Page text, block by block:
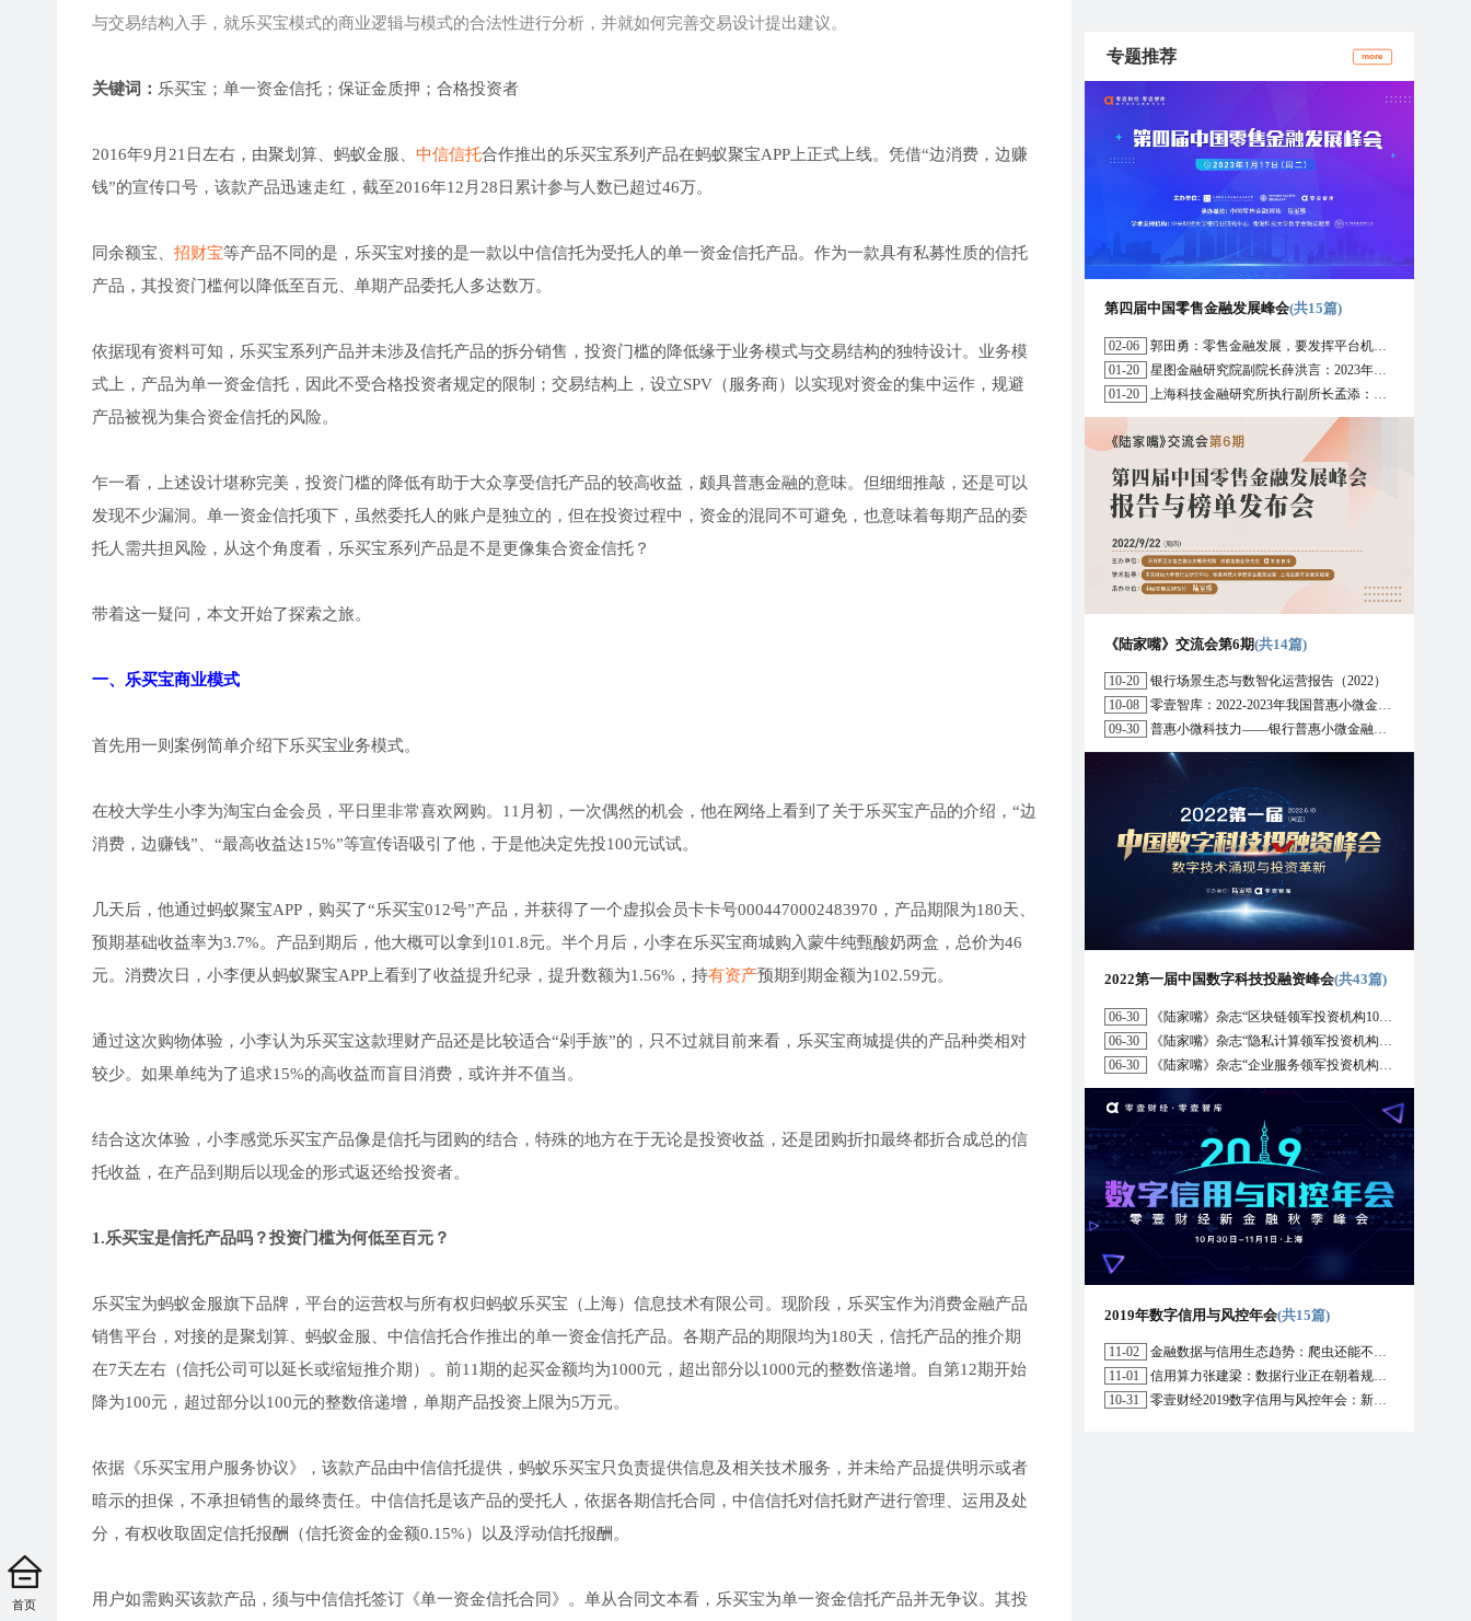
与交易结构入手，就乐买宝模式的商业逻辑与模式的合法性进行分析，并就如何完善交易设计提出建议。
关键词： 乐买宝；单一资金信托；保证金质押；合格投资者
2016年9月21日左右，由聚划算、蚂蚁金服、 中信信托合作推出的乐买宝系列产品在蚂蚁聚宝APP上正式上线。凭借“边消费，边赚
钱”的宣传口号，该款产品迅速走红，截至2016年12月28日累计参与人数已超过46万。
同余额宝、 招财宝等产品不同的是，乐买宝对接的是一款以中信信托为受托人的单一资金信托产品。作为一款具有私募性质的信托
产品，其投资门槛何以降低至百元、单期产品委托人多达数万。
依据现有资料可知，乐买宝系列产品并未涉及信托产品的拆分销售，投资门槛的降低缘于业务模式与交易结构的独特设计。业务模
式上，产品为单一资金信托，因此不受合格投资者规定的限制；交易结构上，设立SPV（服务商）以实现对资金的集中运作，规避
产品被视为集合资金信托的风险。
乍一看，上述设计堪称完美，投资门槛的降低有助于大众享受信托产品的较高收益，颇具普惠金融的意味。但细细推敲，还是可以
发现不少漏洞。单一资金信托项下，虽然委托人的账户是独立的，但在投资过程中，资金的混同不可避免，也意味着每期产品的委
托人需共担风险，从这个角度看，乐买宝系列产品是不是更像集合资金信托？
带着这一疑问，本文开始了探索之旅。
一、乐买宝商业模式
首先用一则案例简单介绍下乐买宝业务模式。
在校大学生小李为淘宝白金会员，平日里非常喜欢网购。11月初，一次偶然的机会，他在网络上看到了关于乐买宝产品的介绍，“边
消费，边赚钱”、“最高收益达15%”等宣传语吸引了他，于是他决定先投100元试试。
几天后，他通过蚂蚁聚宝APP，购买了“乐买宝012号”产品，并获得了一个虚拟会员卡卡号0004470002483970，产品期限为180天、
预期基础收益率为3.7%。产品到期后，他大概可以拿到101.8元。半个月后，小李在乐买宝商城购入蒙牛纯甄酸奶两盒，总价为46
元。消费次日，小李便从蚂蚁聚宝APP上看到了收益提升纪录，提升数额为1.56%，持有资产预期到期金额为102.59元。
通过这次购物体验，小李认为乐买宝这款理财产品还是比较适合“剁手族”的，只不过就目前来看，乐买宝商城提供的产品种类相对
较少。如果单纯为了追求15%的高收益而盲目消费，或许并不值当。
结合这次体验，小李感觉乐买宝产品像是信托与团购的结合，特殊的地方在于无论是投资收益，还是团购折扣最终都折合成总的信
托收益，在产品到期后以现金的形式返还给投资者。
1.乐买宝是信托产品吗？投资门槛为何低至百元？
乐买宝为蚂蚁金服旗下品牌，平台的运营权与所有权归蚂蚁乐买宝（上海）信息技术有限公司。现阶段，乐买宝作为消费金融产品
销售平台，对接的是聚划算、蚂蚁金服、中信信托合作推出的单一资金信托产品。各期产品的期限均为180天，信托产品的推介期
在7天左右（信托公司可以延长或缩短推介期）。前11期的起买金额均为1000元，超出部分以1000元的整数倍递增。自第12期开始
降为100元，超过部分以100元的整数倍递增，单期产品投资上限为5万元。
依据《乐买宝用户服务协议》，该款产品由中信信托提供，蚂蚁乐买宝只负责提供信息及相关技术服务，并未给产品提供明示或者
暗示的担保，不承担销售的最终责任。中信信托是该产品的受托人，依据各期信托合同，中信信托对信托财产进行管理、运用及处
分，有权收取固定信托报酬（信托资金的金额0.15%）以及浮动信托报酬。
用户如需购买该款产品，须与中信信托签订《单一资金信托合同》。单从合同文本看，乐买宝为单一资金信托产品并无争议。其投
专题推荐 more
第四届中国零售金融发展峰会(共15篇)
02-06
郭田勇：零售金融发展，要发挥平台机构的作用
01-20
星图金融研究院副院长薛洪言：2023年消费信贷或迎来新起点
01-20
上海科技金融研究所执行副所长孟添：开放银行与嵌入式金融为数字普惠金融带来更大发展空间
《陆家嘴》交流会第6期(共14篇)
10-20
银行场景生态与数智化运营报告（2022）
10-08
零壹智库：2022-2023年我国普惠小微金融十大趋势展望
09-30
普惠小微科技力——银行普惠小微金融战略与科技解决方案研究报告（2022）
2022第一届中国数字科技投融资峰会(共43篇)
06-30
《陆家嘴》杂志“区块链领军投资机构10强”榜单正式发布
06-30
《陆家嘴》杂志“隐私计算领军投资机构10强”榜单正式发布
06-30
《陆家嘴》杂志“企业服务领军投资机构10强”榜单正式发布
2019年数字信用与风控年会(共15篇)
11-02
金融数据与信用生态趋势：爬虫还能不能用？区块链能解决哪些问题？
11-01
信用算力张建梁：数据行业正在朝着规范化方向演进，数据确权是数据开放的前提
10-31
零壹财经2019数字信用与风控年会：新形势下行业的机遇与挑战
首页